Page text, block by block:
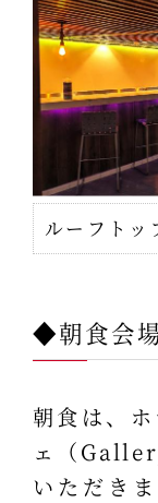
ルーフトッ
◆朝食会
朝食は、
ェ（
いただき